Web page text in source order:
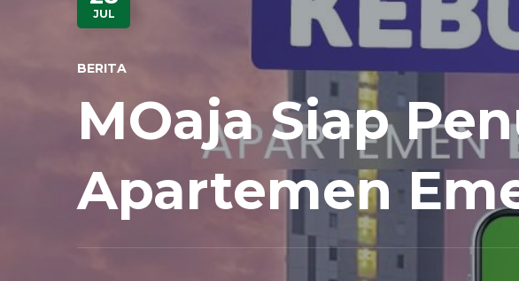
JUL
BERITA
MOaja Siap
Apartemen